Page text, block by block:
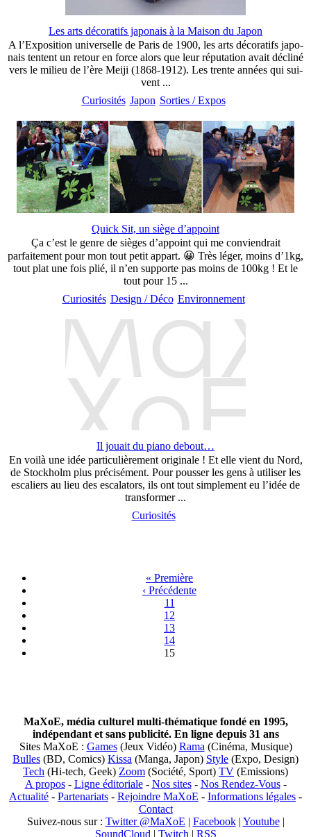
Les arts décoratifs japonais à la Maison du Japon
A l’Exposition uni­ver­selle de Paris de 1900, les arts déco­ra­tifs japo­
nais ten­tent un retour en force alors que leur répu­ta­tion avait décliné
vers le milieu de l’ère Meiji (1868-1912). Les trente années qui sui­
vent ...
Curiosités Japon Sorties / Expos
Quick Sit, un siège d’appoint
Ça c’est le genre de sièges d’appoint qui me conviendrait
parfaitement pour mon tout petit appart. 😀 Très léger, moins d’1kg,
tout plat une fois plié, il n’en supporte pas moins de 100kg ! Et le
tout pour 15 ...
Curiosités Design / Déco Environnement
Il jouait du piano debout…
En voilà une idée particulièrement originale ! Et elle vient du Nord,
de Stockholm plus précisément. Pour pousser les gens à utiliser les
escaliers au lieu des escalators, ils ont tout simplement eu l’idée de
transformer ...
Curiosités
« Première
‹ Précédente
11
12
13
14
15
MaXoE, média culturel multi-thématique fondé en 1995,
indépendant et sans publicité. En ligne depuis 31 ans
Sites MaXoE : Games(Jeux Vidéo) Rama (Cinéma, Musique)
Bulles (BD, Comics) Kissa (Manga, Japon) Style (Expo, Design)
Tech (Hi-tech, Geek) Zoom (Société, Sport) TV (Emissions)
A propos- Ligne éditoriale- Nos sites- Nos Rendez-Vous-
Actualité - Partenariats - Rejoindre MaXoE - Informations légales -
Contact
Suivez-nous sur : Twitter @MaXoE | Facebook| Youtube|
SoundCloud | Twitch | RSS